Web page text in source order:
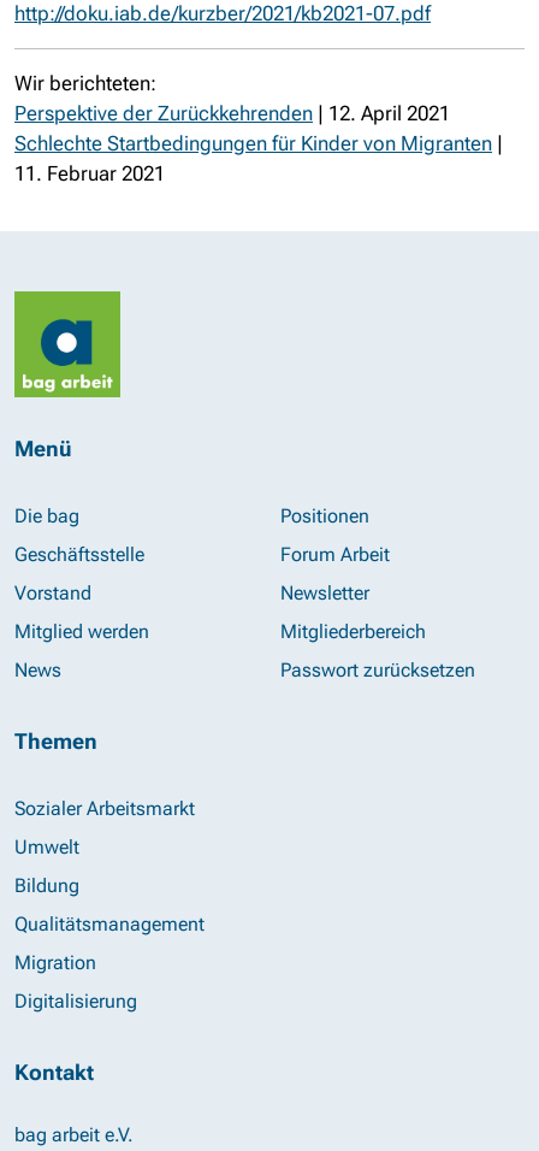
http://doku.iab.de/kurzber/2021/kb2021-07.pdf
Wir berichteten:
Perspektive der Zurückkehrenden | 12. April 2021
Schlechte Startbedingungen für Kinder von Migranten |
11. Februar 2021
Menü
Die bag
Geschäftsstelle
Vorstand
Mitglied werden
News
Positionen
Forum Arbeit
Newsletter
Mitgliederbereich
Passwort zurücksetzen
Themen
Sozialer Arbeitsmarkt
Umwelt
Bildung
Qualitätsmanagement
Migration
Digitalisierung
Kontakt
bag arbeit e.V.